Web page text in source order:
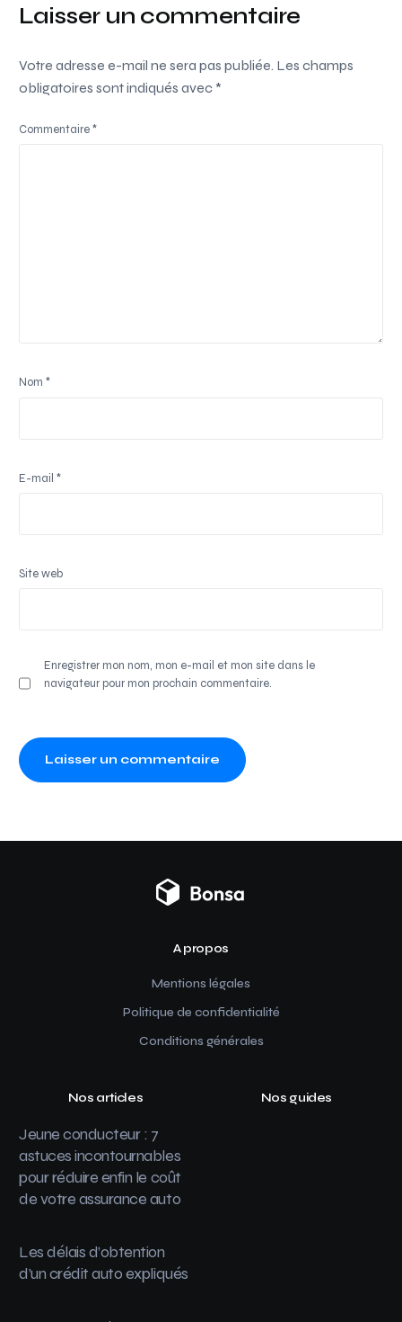
Laisser un commentaire
Votre adresse e-mail ne sera pas publiée. Les champs
obligatoires sont indiqués avec *
Commentaire*
Nom*
E-mail*
Site web
Enregistrer mon nom, mon e-mail et mon site dans le
navigateur pour mon prochain commentaire.
A propos
Mentions légales
Politique de confidentialité
Conditions générales
Nos articles
Jeune conducteur : 7
astuces incontournables
pour réduire enfin le coût
de votre assurance auto
Les délais d’obtention
d’un crédit auto expliqués
Nos guides